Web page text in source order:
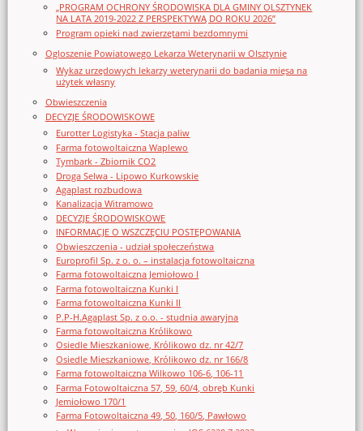
„PROGRAM OCHRONY ŚRODOWISKA DLA GMINY OLSZTYNEK
NA LATA 2019-2022 Z PERSPEKTYWĄ DO ROKU 2026”
Program opieki nad zwierzętami bezdomnymi
Ogloszenie Powiatowego Lekarza Weterynarii w Olsztynie
Wykaz urzędowych lekarzy weterynarii do badania mięsa na
użytek własny
Obwieszczenia
DECYZJE ŚRODOWISKOWE
Eurotter Logistyka - Stacja paliw
Farma fotowoltaiczna Waplewo
Tymbark - Zbiornik CO2
Droga Selwa - Lipowo Kurkowskie
Agaplast rozbudowa
Kanalizacja Witramowo
DECYZJE ŚRODOWISKOWE
INFORMACJE O WSZCZĘCIU POSTĘPOWANIA
Obwieszczenia - udział społeczeństwa
Europrofil Sp. z o. o. – instalacja fotowoltaiczna
Farma fotowoltaiczna Jemiołowo I
Farma fotowoltaiczna Kunki I
Farma fotowoltaiczna Kunki II
P.P-H.Agaplast Sp. z o.o. - studnia awaryjna
Farma fotowoltaiczna Królikowo
Osiedle Mieszkaniowe, Królikowo dz. nr 42/7
Osiedle Mieszkaniowe, Królikowo dz. nr 166/8
Farma fotowoltaiczna Wilkowo 106-6, 106-11
Farma Fotowoltaiczna 57, 59, 60/4, obręb Kunki
Jemiołowo 170/1
Farma Fotowoltaiczna 49, 50, 160/5, Pawłowo